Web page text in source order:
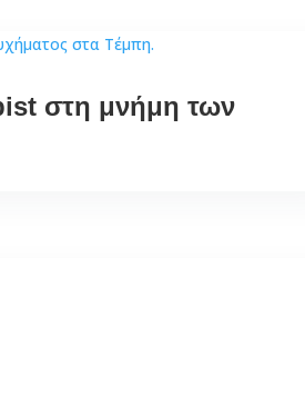
στη μνήμη των